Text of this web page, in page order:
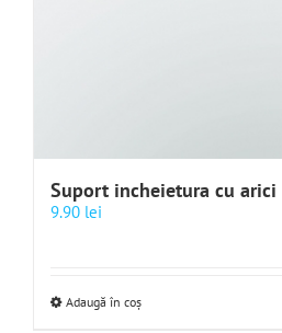
Suport incheietura cu arici
9.90 lei
Adaugă în coș